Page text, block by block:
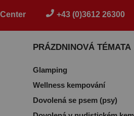
+43 (0)3612 26300
PRÁZDNINOVÁ TÉMATA
Glamping
Wellness kempování
Dovolená se psem (psy)